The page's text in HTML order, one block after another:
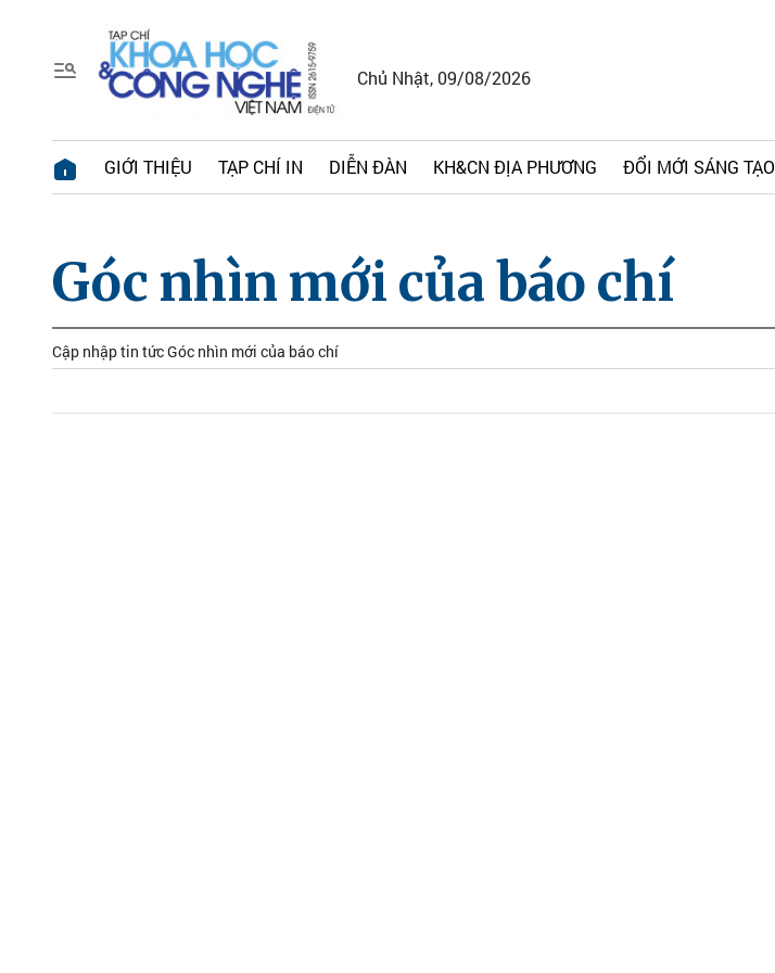
Chủ Nhật, 09/08/2026
GIỚI THIỆU TẠP CHÍ IN DIỄN ĐÀN KH&CN ĐỊA PHƯƠNG ĐỔI MỚI SÁNG TẠO
Góc nhìn mới của báo chí
Cập nhập tin tức Góc nhìn mới của báo chí